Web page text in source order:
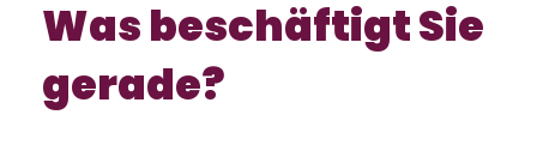
Was beschäftigt Sie
gerade?